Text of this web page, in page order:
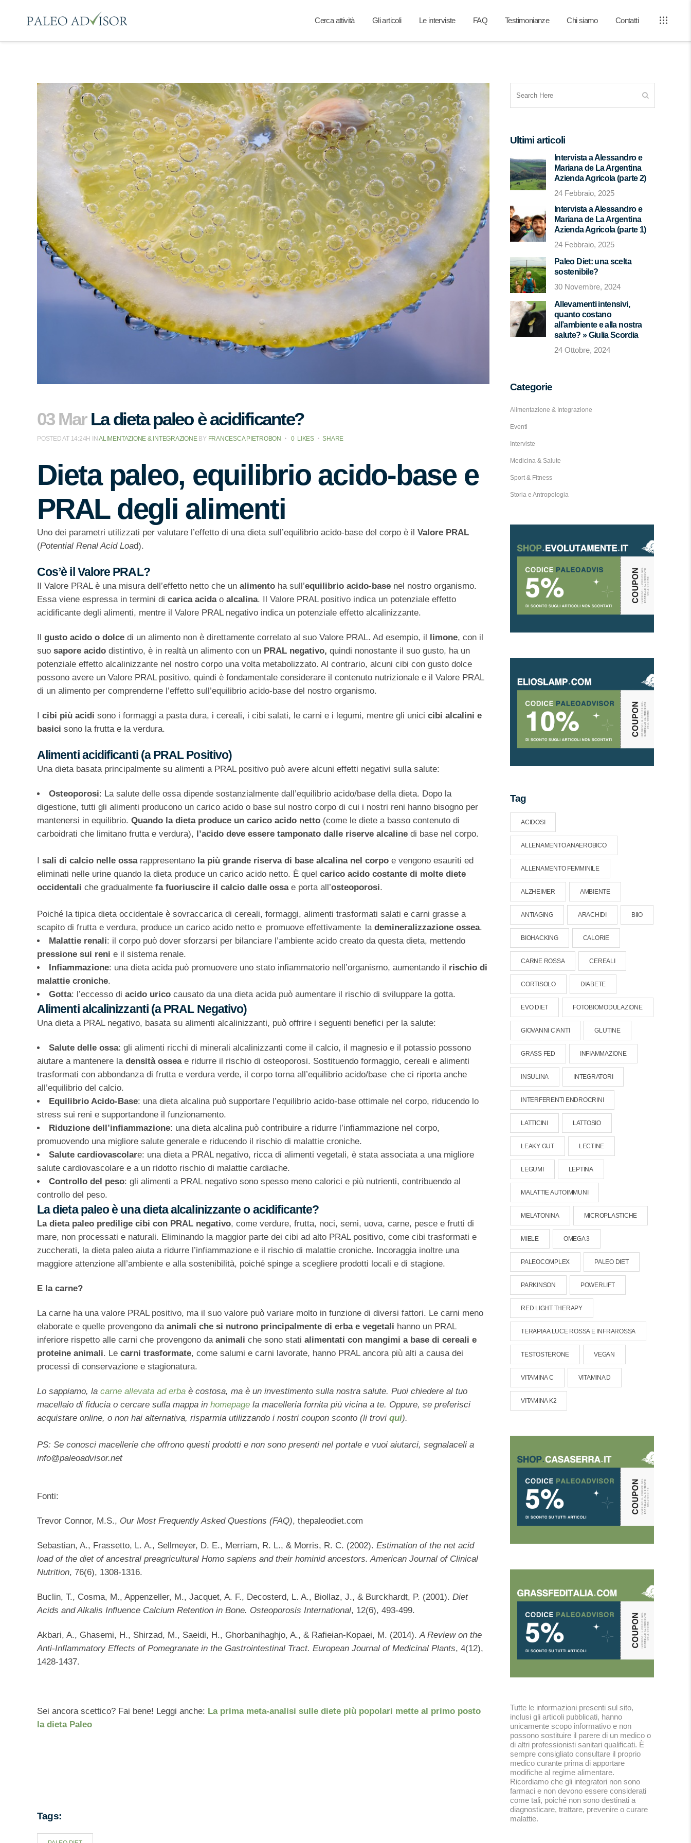
Cerca attività Gli articoli Le interviste FAQ Testimonianze Chi siamo Contatti
03 MarLa dieta paleo è acidificante?
POSTED AT 14:24H INALIMENTAZIONE & INTEGRAZIONE BY FRANCESCA PIETROBON 0 LIKES SHARE
Dieta paleo, equilibrio acido-base e
PRAL degli alimenti
Uno dei parametri utilizzati per valutare l’effetto di una dieta sull’equilibrio acido-base del corpo è il Valore PRAL
(Potential Renal Acid Load).
Cos’è il Valore PRAL?
Il Valore PRAL è una misura dell’effetto netto che un alimento ha sull’equilibrio acido-base nel nostro organismo.
Essa viene espressa in termini di carica acidao alcalina. Il Valore PRAL positivo indica un potenziale effetto
acidificante degli alimenti, mentre il Valore PRAL negativo indica un potenziale effetto alcalinizzante.
gusto acido o dolce di un alimento non è direttamente correlato al suo Valore PRAL. Ad esempio, il limone, con il
suo sapore acido distintivo, è in realtà un alimento con un PRAL negativo, quindi nonostante il suo gusto, ha un
potenziale effetto alcalinizzante nel nostro corpo una volta metabolizzato. Al contrario, alcuni cibi con gusto dolce
possono avere un Valore PRAL positivo, quindi è fondamentale considerare il contenuto nutrizionale e il Valore PRAL
di un alimento per comprenderne l’effetto sull’equilibrio acido-base del nostro organismo.
cibi più acidi sono i formaggi a pasta dura, i cereali, i cibi salati, le carni e i legumi, mentre gli unici cibi alcalini e
basici sono la frutta e la verdura.
Alimenti acidificanti (a PRAL Positivo)
Una dieta basata principalmente su alimenti a PRAL positivo può avere alcuni effetti negativi sulla salute:
Osteoporosi: La salute delle ossa dipende sostanzialmente dall’equilibrio acido/base della dieta. Dopo la
digestione, tutti gli alimenti producono un carico acido o base sul nostro corpo di cui i nostri reni hanno bisogno per
mantenersi in equilibrio. Quando la dieta produce un carico acido netto (come le diete a basso contenuto di
carboidrati che limitano frutta e verdura),
l’acido deve essere tamponato dalle riserve alcaline di base nel corpo.
sali di calcio nelle ossarappresentano la più grande riserva di base alcalina nel corpo e vengono esauriti ed
eliminati nelle urine quando la dieta produce un carico acido netto. È quel carico acido costante di molte diete
occidentali che gradualmente fa fuoriuscire il calcio dalle ossae porta all’osteoporosi.
Poiché la tipica dieta occidentale è sovraccarica di cereali, formaggi, alimenti trasformati salati e carni grasse a
scapito di frutta e verdura, produce un carico acido netto e promuove effettivamente la demineralizzazione ossea.
Malattie renali: il corpo può dover sforzarsi per bilanciare l’ambiente acido creato da questa dieta, mettendo
pressione sui reni e il sistema renale.
Infiammazione: una dieta acida può promuovere uno stato infiammatorio nell’organismo, aumentando il rischio di
malattie croniche.
Gotta: l’eccesso di acido urico causato da una dieta acida può aumentare il rischio di sviluppare la gotta.
Alimenti alcalinizzanti (a PRAL Negativo)
Una dieta a PRAL negativo, basata su alimenti alcalinizzanti, può offrire i seguenti benefici per la salute:
Salute delle ossa: gli alimenti ricchi di minerali alcalinizzanti come il calcio, il magnesio e il potassio possono
aiutare a mantenere la densità ossea e ridurre il rischio di osteoporosi. Sostituendo formaggio, cereali e alimenti
trasformati con abbondanza di frutta e verdura verde, il corpo torna all’equilibrio acido/base che ci riporta anche
all’equilibrio del calcio.
Equilibrio Acido-Base: una dieta alcalina può supportare l’equilibrio acido-base ottimale nel corpo, riducendo lo
stress sui reni e supportandone il funzionamento.
Riduzione dell’infiammazione: una dieta alcalina può contribuire a ridurre l’infiammazione nel corpo,
promuovendo una migliore salute generale e riducendo il rischio di malattie croniche.
Salute cardiovascolare: una dieta a PRAL negativo, ricca di alimenti vegetali, è stata associata a una migliore
salute cardiovascolare e a un ridotto rischio di malattie cardiache.
Controllo del peso: gli alimenti a PRAL negativo sono spesso meno calorici e più nutrienti, contribuendo al
controllo del peso.
La dieta paleo è una dieta alcalinizzante o acidificante?
La dieta paleo predilige cibi con PRAL negativo, come verdure, frutta, noci, semi, uova, carne, pesce e frutti di
mare, non processati e naturali. Eliminando la maggior parte dei cibi ad alto PRAL positivo, come cibi trasformati e
zuccherati, la dieta paleo aiuta a ridurre l’infiammazione e il rischio di malattie croniche. Incoraggia inoltre una
maggiore attenzione all’ambiente e alla sostenibilità, poiché spinge a scegliere prodotti locali e di stagione.
E la carne?
La carne ha una valore PRAL positivo, ma il suo valore può variare molto in funzione di diversi fattori. Le carni meno
elaborate e quelle provengono da animali che si nutrono principalmente di erba e vegetali hanno un PRAL
inferiore rispetto alle carni che provengono da animali che sono stati alimentati con mangimi a base di cereali e
proteine animali. Le carni trasformate, come salumi e carni lavorate, hanno PRAL ancora più alti a causa dei
processi di conservazione e stagionatura.
Lo sappiamo, la carne allevata ad erba è costosa, ma è un investimento sulla nostra salute. Puoi chiedere al tuo
macellaio di fiducia o cercare sulla mappa in homepage la macelleria fornita più vicina a te. Oppure, se preferisci
acquistare online, o non hai alternativa, risparmia utilizzando i nostri coupon sconto (li trovi qui).
PS: Se conosci macellerie che offrono questi prodotti e non sono presenti nel portale e vuoi aiutarci, segnalaceli a
info@paleoadvisor.net
Fonti:
Trevor Connor, M.S., Our Most Frequently Asked Questions (FAQ), thepaleodiet.com
Sebastian, A., Frassetto, L. A., Sellmeyer, D. E., Merriam, R. L., & Morris, R. C. (2002). Estimation of the net acid
load of the diet of ancestral preagricultural Homo sapiens and their hominid ancestors. American Journal of Clinical
Nutrition, 76(6), 1308-1316.
Buclin, T., Cosma, M., Appenzeller, M., Jacquet, A. F., Decosterd, L. A., Biollaz, J., & Burckhardt, P. (2001). Diet
Acids and Alkalis Influence Calcium Retention in Bone. Osteoporosis International, 12(6), 493-499.
Akbari, A., Ghasemi, H., Shirzad, M., Saeidi, H., Ghorbanihaghjo, A., & Rafieian-Kopaei, M. (2014).A Review on the
Anti-Inflammatory Effects of Pomegranate in the Gastrointestinal Tract. European Journal of Medicinal Plants, 4(12),
1428-1437.
Sei ancora scettico? Fai bene! Leggi anche: La prima meta-analisi sulle diete più popolari mette al primo posto
la dieta Paleo
Tags:
Ultimi articoli
Intervista a Alessandro e
Mariana de La Argentina
Azienda Agricola (parte 2)
24 Febbraio, 2025
Intervista a Alessandro e
Mariana de La Argentina
Azienda Agricola (parte 1)
24 Febbraio, 2025
Paleo Diet: una scelta
sostenibile?
30 Novembre, 2024
Allevamenti intensivi,
quanto costano
all’ambiente e alla nostra
salute? » Giulia Scordia
24 Ottobre, 2024
Categorie
Alimentazione & Integrazione
Eventi
Interviste
Medicina & Salute
Sport & Fitness
Storia e Antropologia
Tag
ACIDOSI
ALLENAMENTO ANAEROBICO
ALLENAMENTO FEMMINILE
ALZHEIMER AMBIENTE
ANTIAGING ARACHIDI BIIO
BIOHACKING CALORIE
CARNE ROSSA CEREALI
CORTISOLO DIABETE
EVO DIET FOTOBIOMODULAZIONE
GIOVANNI CIANTI GLUTINE
GRASS FED INFIAMMAZIONE
INSULINA INTEGRATORI
INTERFERENTI ENDROCRINI
LATTICINI LATTOSIO
LEAKY GUT LECTINE
LEGUMI LEPTINA
MALATTIE AUTOIMMUNI
MELATONINA MICROPLASTICHE
MIELE OMEGA 3
PALEOCOMPLEX PALEO DIET
PARKINSON POWERLIFT
RED LIGHT THERAPY
TERAPIA A LUCE ROSSA E INFRAROSSA
TESTOSTERONE VEGAN
VITAMINA C VITAMINA D
VITAMINA K2
Tutte le informazioni presenti sul sito,
inclusi gli articoli pubblicati, hanno
unicamente scopo informativo e non
possono sostituire il parere di un medico o
di altri professionisti sanitari qualificati. È
sempre consigliato consultare il proprio
medico curante prima di apportare
modifiche al regime alimentare.
Ricordiamo che gli integratori non sono
farmaci e non devono essere considerati
come tali, poiché non sono destinati a
diagnosticare, trattare, prevenire o curare
malattie.